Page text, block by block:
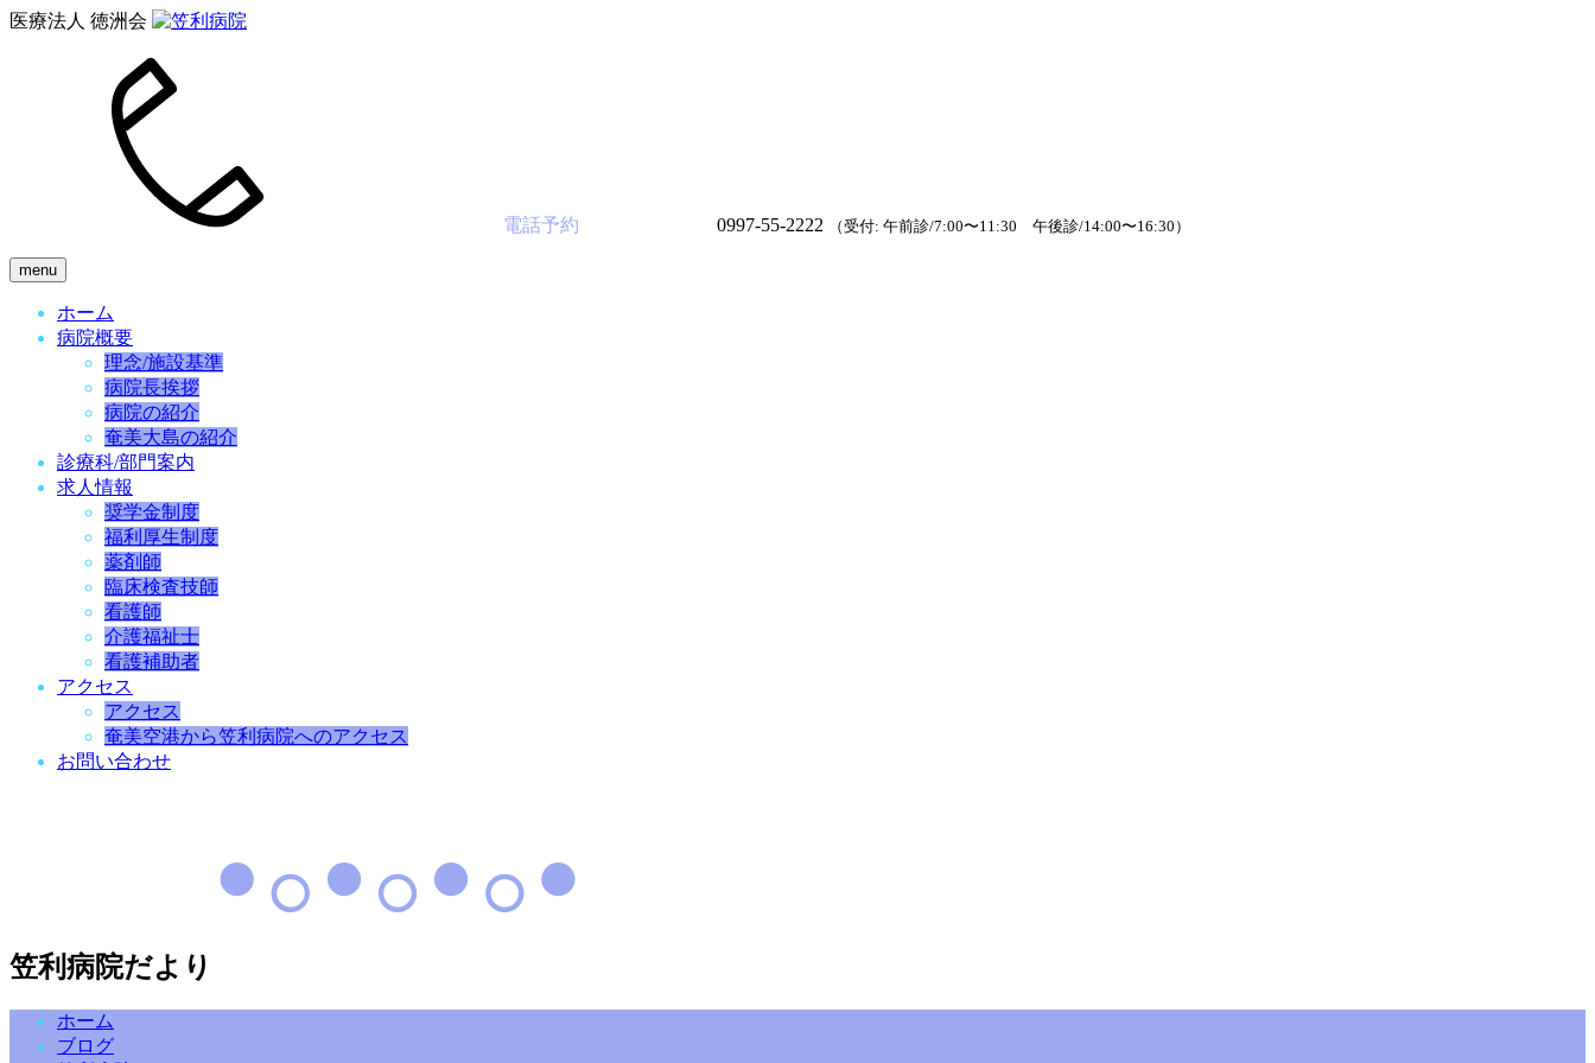
医療法人 徳洲会
電話予約 0997-55-2222 （受付: 午前診/7:00〜11:30 午後診/14:00〜16:30）
menu
ホーム
病院概要
理念/施設基準
病院長挨拶
病院の紹介
奄美大島の紹介
診療科/部門案内
求人情報
奨学金制度
福利厚生制度
薬剤師
臨床検査技師
看護師
介護福祉士
看護補助者
アクセス
アクセス
奄美空港から笠利病院へのアクセス
お問い合わせ
笠利病院だより
ホーム
ブログ